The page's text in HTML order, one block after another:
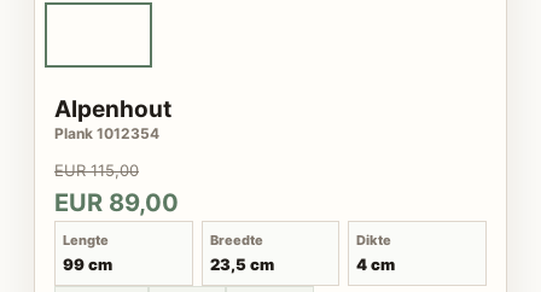
Alpenhout
Plank 1012354
EUR 115,00
EUR 89,00
Lengte
99 cm
Breedte
23,5 cm
Dikte
4 cm